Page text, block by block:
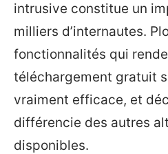
intrusive constitue un
milliers d’internautes.
fonctionnalités qui
téléchargement gratuit
vraiment efficace, et
différencie des autres
disponibles.